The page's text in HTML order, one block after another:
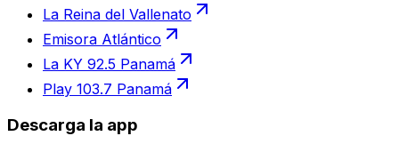
La Reina del Vallenato
Emisora Atlántico
La KY 92.5 Panamá
Play 103.7 Panamá
Descarga la app